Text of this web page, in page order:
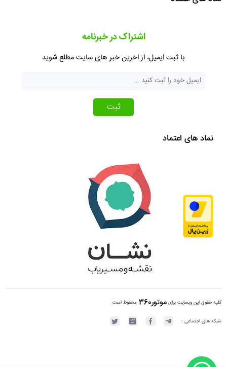
اشتراک در خبرنامه
با ثبت ایمیل، از اخرین خبر های سایت مطلع شوید
ثبت
نماد های اعتماد
کلیه حقوق این وبسایت برای موتور360 محفوظ است.
شبکه های اجتماعی :